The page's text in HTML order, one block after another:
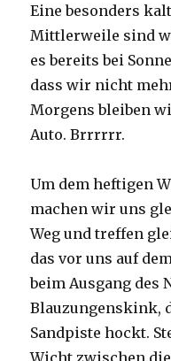
Eine besonders
Mittlerweile sind
es bereits bei
dass wir nicht
Morgens bleiben
Auto. Brrrrrr.
Um dem heftigen
machen wir uns
Weg und treffen
das vor uns auf
beim Ausgang des
Blauzungenskink,
Sandpiste hockt.
Wicht zwischen